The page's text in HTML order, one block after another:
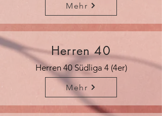
Mehr
Herren 40
Herren 40 Südliga 4 (4er)
Mehr